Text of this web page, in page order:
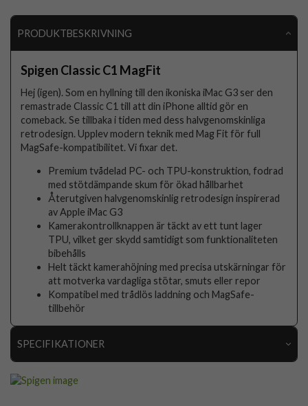
PRODUKTBESKRIVNING
Spigen Classic C1 MagFit
Hej (igen). Som en hyllning till den ikoniska iMac G3 ser den
remastrade Classic C1 till att din iPhone alltid gör en
comeback. Se tillbaka i tiden med dess halvgenomskinliga
retrodesign. Upplev modern teknik med Mag Fit för full
MagSafe-kompatibilitet. Vi fixar det.
Premium tvådelad PC- och TPU-konstruktion, fodrad
med stötdämpande skum för ökad hållbarhet
Återutgiven halvgenomskinlig retrodesign inspirerad
av Apple iMac G3
Kamerakontrollknappen är täckt av ett tunt lager
TPU, vilket ger skydd samtidigt som funktionaliteten
bibehålls
Helt täckt kamerahöjning med precisa utskärningar för
att motverka vardagliga stötar, smuts eller repor
Kompatibel med trådlös laddning och MagSafe-
tillbehör
SPECIFIKATIONER